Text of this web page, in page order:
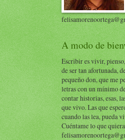
A modo de
Escribir es vivir,
de ser tan afortunada,
pequeño don, que me
letras con un mínimo
contar historias, esas,
que vivo. Las que
cuando las lea, pueda
Cuéntame lo que